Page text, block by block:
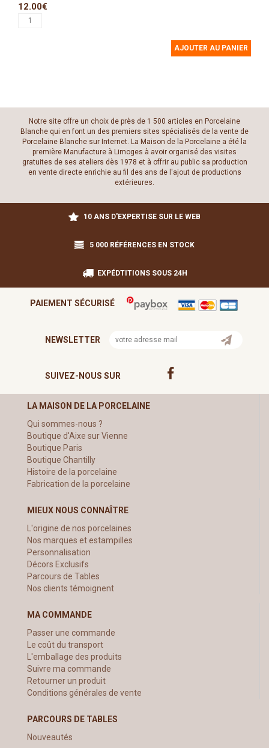
12.00€
AJOUTER AU PANIER
Notre site offre un choix de près de 1 500 articles en Porcelaine
Blanche qui en font un des premiers sites spécialisés de la vente de
Porcelaine Blanche sur Internet. La Maison de la Porcelaine a été la
première Manufacture à Limoges à avoir organisé des visites
gratuites de ses ateliers dès 1978 et à offrir au public sa production
en vente directe enrichie au fil des ans de l'ajout de productions
extérieures.
10 ANS D'EXPERTISE SUR LE WEB
5 000 RÉFÉRENCES EN STOCK
EXPÉDTITIONS SOUS 24H
PAIEMENT SÉCURISÉ
NEWSLETTER
SUIVEZ-NOUS SUR
LA MAISON DE LA PORCELAINE
Qui sommes-nous ?
Boutique d'Aixe sur Vienne
Boutique Paris
Boutique Chantilly
Histoire de la porcelaine
Fabrication de la porcelaine
MIEUX NOUS CONNAÎTRE
L'origine de nos porcelaines
Nos marques et estampilles
Personnalisation
Décors Exclusifs
Parcours de Tables
Nos clients témoignent
MA COMMANDE
Passer une commande
Le coût du transport
L'emballage des produits
Suivre ma commande
Retourner un produit
Conditions générales de vente
PARCOURS DE TABLES
Nouveautés